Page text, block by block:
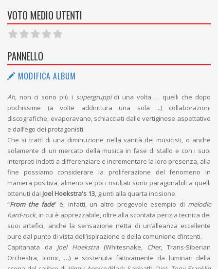
VOTO MEDIO UTENTI
PANNELLO
MODIFICA ALBUM
Ah, non ci sono più i supergruppidi una volta … quelli che dopo
pochissime (a volte addirittura una sola ...) collaborazioni
discografiche, evaporavano, schiacciati dalle vertiginose aspettative
e dall’ego dei protagonisti.
Che si tratti di una diminuzione nella vanità dei musicisti, o anche
solamente di un mercato della musica in fase di stallo e con i suoi
interpreti indotti a differenziare e incrementare la loro presenza, alla
fine possiamo considerare la proliferazione del fenomeno in
maniera positiva, almeno se poi i risultati sono paragonabili a quelli
ottenuti dai Joel Hoekstra's 13, giunti alla quarta incisione.
“From the fade” è, infatti, un altro pregevole esempio di melodic
hard-rock, in cui è apprezzabile, oltre alla scontata perizia tecnica dei
suoi artefici, anche la sensazione netta di un’alleanza eccellente
pure dal punto di vista dell’ispirazione e della comunione d’intenti.
Capitanata da Joel Hoekstra(Whitesnake, Cher, Trans-Siberian
Orchestra, Iconic, …) e sostenuta fattivamente da luminari della